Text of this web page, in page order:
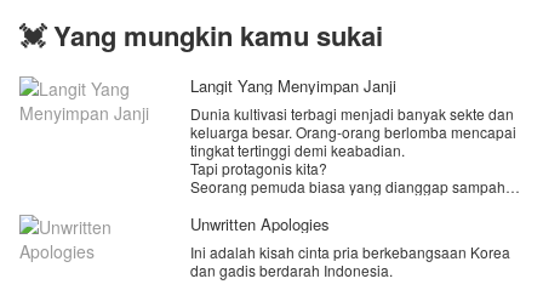
💓 Yang mungkin kamu sukai
Langit Yang Menyimpan Janji
Dunia kultivasi terbagi menjadi banyak sekte dan
keluarga besar. Orang-orang berlomba mencapai
tingkat tertinggi demi keabadian.
Tapi protagonis kita?
Seorang pemuda biasa yang dianggap sampah
Dia nggak punya bakat kultivasi yang bagus.
Sampai suatu hari, dia bertemu dengan seorang
gadis dari sekte besar.
Unwritten Apologies
Ini adalah kisah cinta pria berkebangsaan Korea
dan gadis berdarah Indonesia.